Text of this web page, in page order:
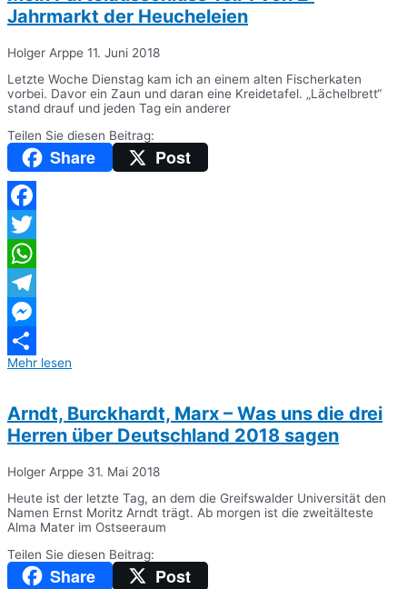
Jahrmarkt der Heucheleien
Holger Arppe 11. Juni 2018
Letzte Woche Dienstag kam ich an einem alten Fischerkaten
vorbei. Davor ein Zaun und daran eine Kreidetafel. „Lächelbrett“
stand drauf und jeden Tag ein anderer
Teilen Sie diesen Beitrag:
Share Post
Facebook
Twitter
WhatsApp
Telegram
Messenger
Teilen
Mehr lesen
Arndt, Burckhardt, Marx – Was uns die drei
Herren über Deutschland 2018 sagen
Holger Arppe 31. Mai 2018
Heute ist der letzte Tag, an dem die Greifswalder Universität den
Namen Ernst Moritz Arndt trägt. Ab morgen ist die zweitälteste
Alma Mater im Ostseeraum
Teilen Sie diesen Beitrag:
Share Post